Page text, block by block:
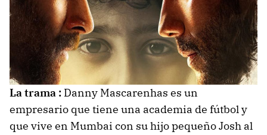
La trama : Danny Mascarenhas es un
empresario que tiene una academia de fútbol y
que vive en Mumbai con su hijo pequeño Josh al